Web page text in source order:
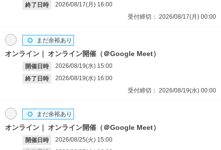
終了日時 2026/08/17(月) 16:00
受付締切： 2026/08/17(月) 00:00
オンライン オンライン開催（＠Google Meet）
開催日時 2026/08/19(水) 15:00
終了日時
2026/08/19(水) 16:00
まだ余裕あり
受付締切： 2026/08/19(水) 00:00
オンライン オンライン開催（＠Google Meet）
開催日時 2026/08/25(火) 15:00
まだ余裕あり